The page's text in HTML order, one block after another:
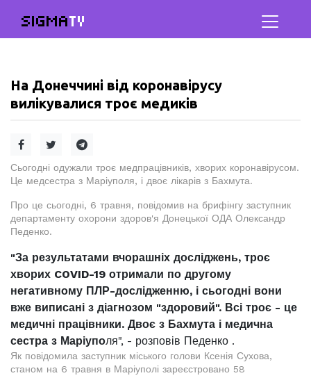
SIGMATV
На Донеччині від коронавірусу
вилікувалися троє медиків
Сьогодні одужали троє медпрацівників, хворих коронавірусом.
Це медсестра з Маріуполя, і двоє лікарів з Бахмута.
Про це сьогодні, 6 травня, повідомив на брифінгу заступник
департаменту охорони здоров'я Донецької ОДА Олександр
Педенко.
"За результатами вчорашніх досліджень, троє
хворих COVID-19 отримали по другому
негативному ПЛР-дослідженню, і сьогодні вони
вже виписані з діагнозом "здоровий". Всі троє - це
медичні працівники. Двоє з Бахмута і медична
сестра з Маріуполя", - розповів Педенко .
Як повідомила заступник міського голови Ксенія Сухова,
станом на 6 травня в Маріуполі зареєстровано 58